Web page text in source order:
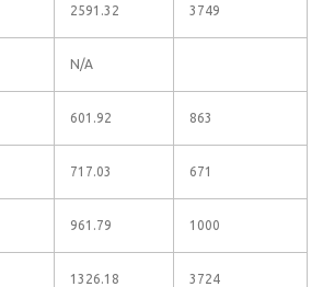
2591.32 3749
N/A
601.92 863
717.03 671
961.79 1000
1326.18 3724